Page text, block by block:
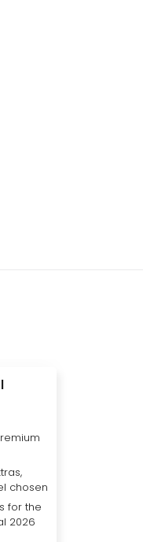
chosen
for the
2026